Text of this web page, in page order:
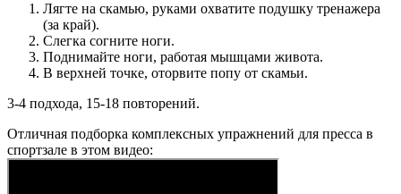
Лягте на скамью, руками охватите подушку тренажера
(за край).
Слегка согните ноги.
Поднимайте ноги, работая мышцами живота.
В верхней точке, оторвите попу от скамьи.
3-4 подхода, 15-18 повторений.
Отличная подборка комплексных упражнений для пресса в
спортзале в этом видео: